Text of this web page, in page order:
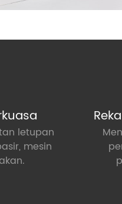
letupan
mesin